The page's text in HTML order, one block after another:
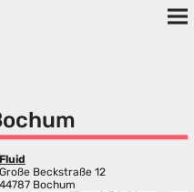
Fluid
Große Beckstraße 12
44787 Bochum